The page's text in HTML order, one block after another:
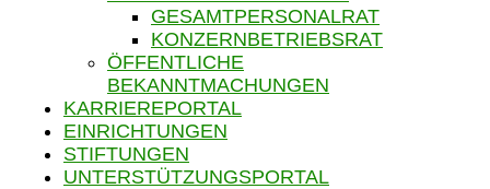
GESAMTPERSONALRAT
KONZERNBETRIEBSRAT
ÖFFENTLICHE
BEKANNTMACHUNGEN
KARRIEREPORTAL
EINRICHTUNGEN
STIFTUNGEN
UNTERSTÜTZUNGSPORTAL